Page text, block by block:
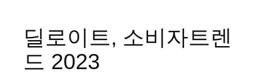
딜로이트, 소비자트렌
드 2023